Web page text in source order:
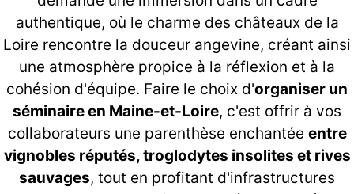
authentique, où le charme des châteaux de la
Loire rencontre la douceur angevine, créant ainsi
une atmosphère propice à la réflexion et à la
cohésion d'équipe. Faire le choix d'organiser un
séminaire en Maine-et-Loire, c'est offrir à vos
collaborateurs une parenthèse enchantée entre
vignobles réputés, troglodytes insolites et rives
sauvages, tout en profitant d'infrastructures